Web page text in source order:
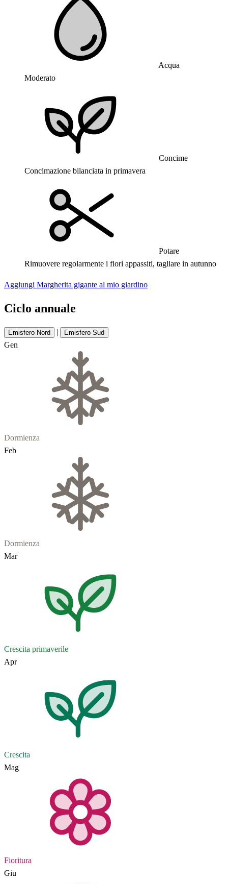
Acqua
Moderato
Concime
Concimazione bilanciata in primavera
Potare
Rimuovere regolarmente i fiori appassiti, tagliare in autunno
Aggiungi Margherita gigante al mio giardino
Ciclo annuale
Emisfero Nord | Emisfero Sud
Gen
Dormienza
Feb
Dormienza
Mar
Crescita primaverile
Apr
Crescita
Mag
Fioritura
Giu